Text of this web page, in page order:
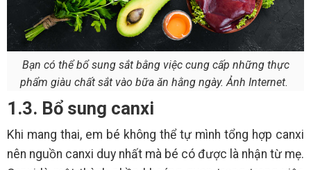
Bạn có thể bổ sung sắt bằng việc cung cấp những thực
phẩm giàu chất sắt vào bữa ăn hằng ngày. Ảnh Internet.
1.3. Bổ sung canxi
Khi mang thai, em bé không thể tự mình tổng hợp canxi
nên nguồn canxi duy nhất mà bé có được là nhận từ mẹ.